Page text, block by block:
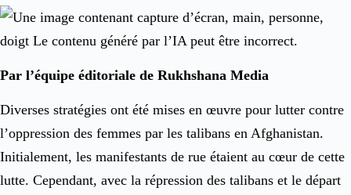
Par l’équipe éditoriale de Rukhshana Media
Diverses stratégies ont été mises en œuvre pour lutter contre
l’oppression des femmes par les talibans en Afghanistan.
Initialement, les manifestants de rue étaient au cœur de cette
lutte. Cependant, avec la répression des talibans et le départ